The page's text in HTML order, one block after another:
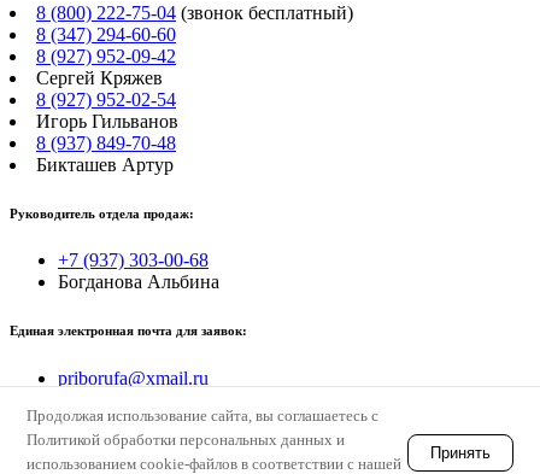
Продолжая использование сайта, вы соглашаетесь с
Политикой обработки персональных данных и
использованием cookie-файлов в соответствии с нашей
Принять
8 (800) 222-75-04 (звонок бесплатный)
8 (347) 294-60-60
8 (927) 952-09-42
Сергей Кряжев
8 (927) 952-02-54
Игорь Гильванов
8 (937) 849-70-48
Бикташев Артур
Руководитель отдела продаж:
+7 (937) 303-00-68
Богданова Альбина
Единая электронная почта для заявок:
priborufa@xmail.ru
© electropastux